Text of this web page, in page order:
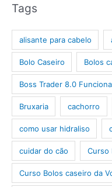
Tags
alisante para cabelo
Bolo Caseiro Bolos
Boss Trader 8.0 Funciona
Bruxaria cachorro
como usar hidraliso
cuidar do cão Curso
Curso Bolos caseiro da